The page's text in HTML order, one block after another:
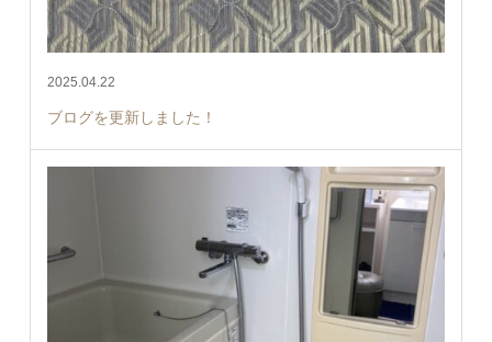
2025.04.22
ブログを更新しました！